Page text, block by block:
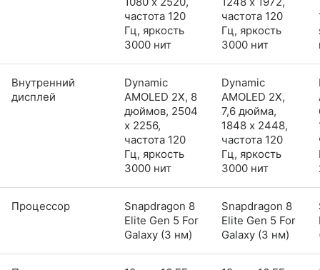
частота 120
Гц, яркость
3000 нит
частота 120
Гц, яркость
3000 нит
Внутренний
дисплей
Dynamic
AMOLED 2X, 8
дюймов, 2504
x 2256,
частота 120
Гц, яркость
3000 нит
Dynamic
AMOLED 2X,
7,6 дюйма,
1848 x 2448,
частота 120
Гц, яркость
3000 нит
Процессор
Snapdragon 8
Elite Gen 5 For
Galaxy (3 нм)
Snapdragon 8
Elite Gen 5 For
Galaxy (3 нм)